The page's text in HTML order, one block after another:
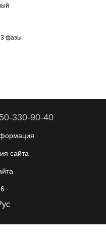
фазы
330-90-40
сайта